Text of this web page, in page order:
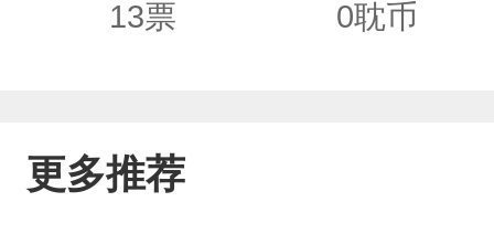
13票 0耽币
更多推荐